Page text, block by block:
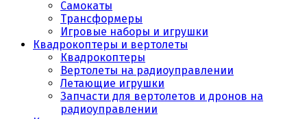
Самокаты
Трансформеры
Игровые наборы и игрушки
Квадрокоптеры и вертолеты
Квадрокоптеры
Вертолеты на радиоуправлении
Летающие игрушки
Запчасти для вертолетов и дронов на
радиоуправлении